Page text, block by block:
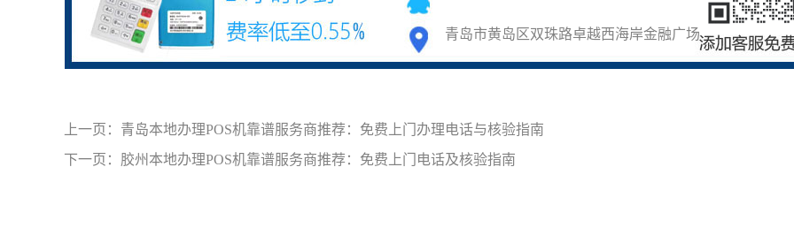
青岛市黄岛区双珠路卓越西海岸金融广场
上一页： 青岛本地办理POS机靠谱服务商推荐：免费上门办理电话与核验指南
下一页： 胶州本地办理POS机靠谱服务商推荐：免费上门电话及核验指南